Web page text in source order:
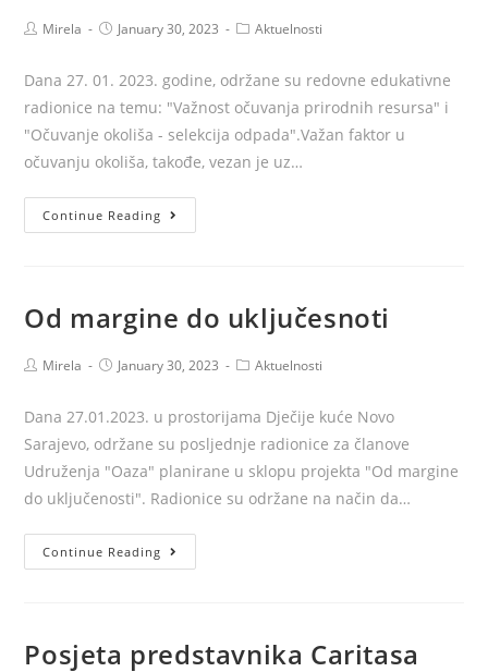
PostMirela
PostJanuary 30, 2023
PostAktuelnosti
Dana 27. 01. 2023. godine, održane su redovne edukativne
radionice na temu: "Važnost očuvanja prirodnih resursa" i
"Očuvanje okoliša - selekcija odpada".Važan faktor u
očuvanju okoliša, takođe, vezan je uz…
Continue Reading
naš
Od margine do uključesnoti
PostMirela
PostJanuary 30, 2023
PostAktuelnosti
Dana 27.01.2023. u prostorijama Dječije kuće Novo
Sarajevo, održane su posljednje radionice za članove
Udruženja "Oaza" planirane u sklopu projekta "Od margine
do uključenosti". Radionice su održane na način da…
Continue Reading
margine
Posjeta predstavnika Caritasa